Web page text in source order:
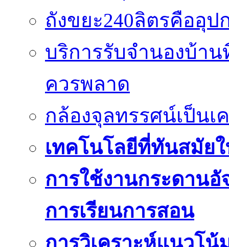
ถังขยะ240ลิตรคืออุ
บริการรับจำนองบ้า
ควรพลาด
กล้องจุลทรรศน์เป็น
เทคโนโลยีที่ทันสมัย
การใช้งานกระดานอั
การเรียนการสอน
การวิเคราะห์แนวโน้